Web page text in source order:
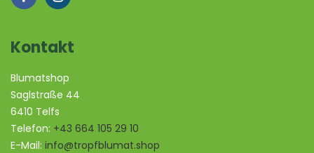
Kontakt
Blumatshop
Saglstraße 44
6410 Telfs
Telefon: +43 664 105 29 10
E-Mail: info@tropfblumat.shop